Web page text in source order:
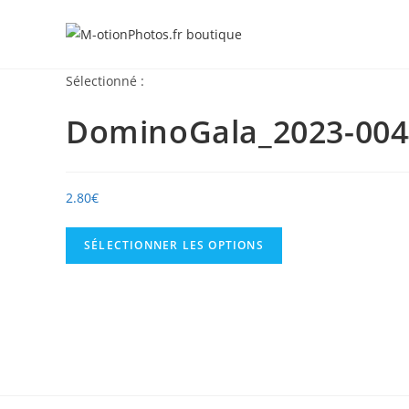
Sélectionné :
DominoGala_2023-
2.80€
SÉLECTIONNER LES OPTIONS